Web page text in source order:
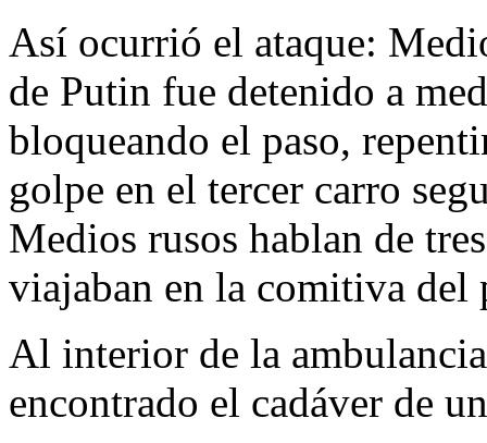
Así ocurrió el ataque:
de Putin fue detenido a
bloqueando el paso,
golpe en el tercer carro
Medios rusos hablan de
viajaban en la comitiva del
Al interior de la
encontrado el cadáver de